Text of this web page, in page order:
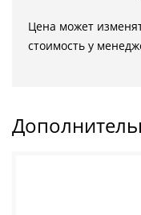
Цена может
стоимость у